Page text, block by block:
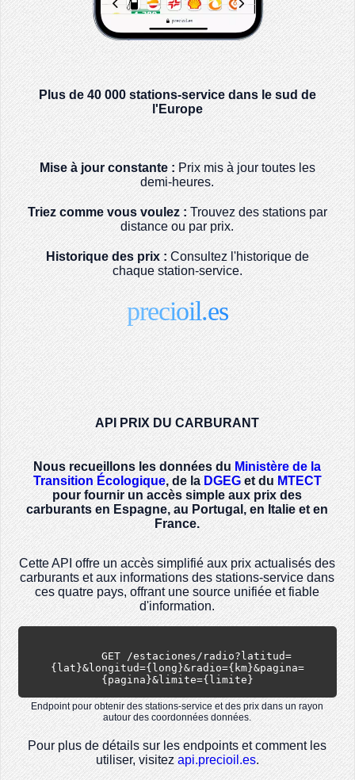
Plus de 40 000 stations-service dans le sud de
l'Europe
Mise à jour constante : Prix mis à jour toutes les
demi-heures.
Triez comme vous voulez : Trouvez des stations par
distance ou par prix.
Historique des prix : Consultez l'historique de
chaque station-service.
precioil.es
API PRIX DU CARBURANT
Nous recueillons les données du Ministère de la
Transition Écologique, de la DGEGet du MTECT
pour fournir un accès simple aux prix des
carburants en Espagne, au Portugal, en Italie et en
France.
Cette API offre un accès simplifié aux prix actualisés des
carburants et aux informations des stations-service dans
ces quatre pays, offrant une source unifiée et fiable
d'information.
{lat}&longitud={long}&radio={km}&pagina=
{pagina}&limite={limite}
Endpoint pour obtenir des stations-service et des prix dans un rayon
autour des coordonnées données.
Pour plus de détails sur les endpoints et comment les
utiliser, visitez api.precioil.es.